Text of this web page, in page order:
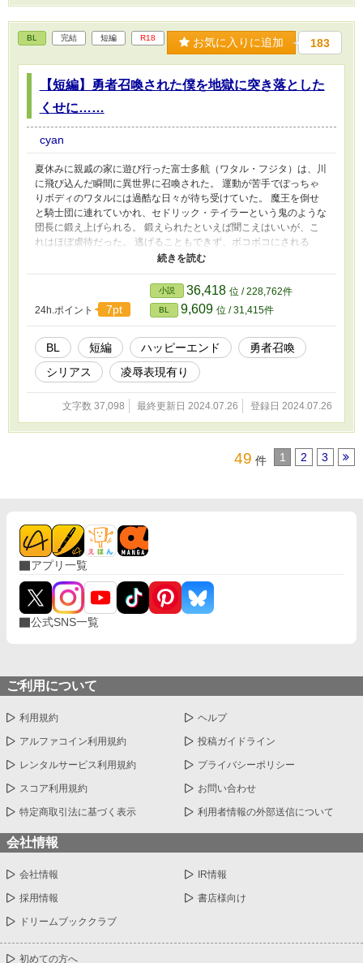
BL 完結 短編 R18 お気に入りに追加 183
【短編】勇者召喚された僕を地獄に突き落とした
くせに……
cyan
夏休みに親戚の家に遊び行った富士多航（ワタル・フジタ）は、川
に飛び込んだ瞬間に異世界に召喚された。 運動が苦手でぽっちゃ
りボディのワタルには過酷な日々が待ち受けていた。 魔王を倒せ
と騎士団に連れていかれ、セドリック・テイラーという鬼のような
団長に鍛え上げられる。 鍛えられたといえば聞こえはいいが、こ
れはほぼ虐待だった。 逃げることもできず、ボコボコにされる
日々。 旅に出て、なんとか魔王を倒し凱旋したが、次に待ってい
たのは隷属の首輪で力を封じられた状態で男娼となるという地獄だ
った。 『ワタル視点』と『鬼団長視点』の2部構成です（一話ずつ
がちょっと長いです） ※ハッピーエンドですが、ワタル視点では
暴力や暴言、凌辱など主人公がボコボコにされるので、苦手な方は
ご注意ください。 ※自殺未遂表現あります。 ※お仕置き、躾、拷
問はありません。 ※地雷ある方にはお勧めできません。 団長視点
まで読んでいただけるとワタルもきっと救われます。
24h.ポイント 7pt
小説 36,418 位 / 228,762件
BL 9,609 位 / 31,415件
BL 短編 ハッピーエンド
勇者召喚
シリアス
凌辱表現有り
文字数 37,098 最終更新日 2024.07.26 登録日 2024.07.26
49 件 1 2 3
アプリ一覧
公式SNS一覧
ご利用について
利用規約 ヘルプ
アルファコイン利用規約 投稿ガイドライン
レンタルサービス利用規約 プライバシーポリシー
スコア利用規約 お問い合わせ
特定商取引法に基づく表示 利用者情報の外部送信について
会社情報
会社情報 IR情報
採用情報 書店様向け
ドリームブッククラブ
初めての方へ